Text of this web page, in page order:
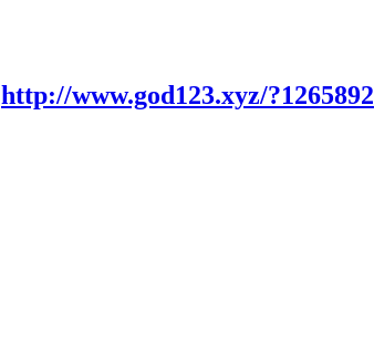
http://www.god123.xyz/?1265892